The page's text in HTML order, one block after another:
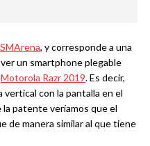
, y corresponde a una
un smartphone plegable
Motorola Razr 2019. Es decir,
vertical con la pantalla en el
la patente veríamos que el
de manera similar al que tiene